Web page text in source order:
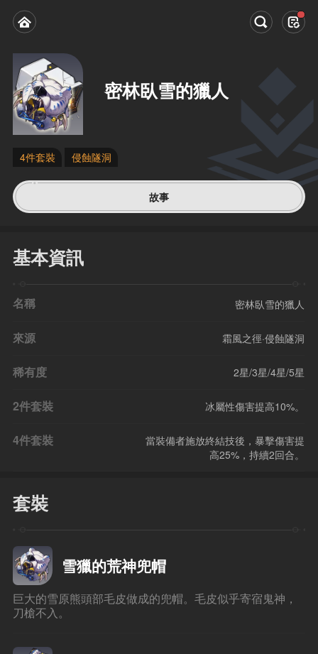
密林臥雪的獵人
4件套裝 侵蝕隧洞
故事
基本資訊
名稱 密林臥雪的獵人
來源 霜風之徑·侵蝕隧洞
稀有度 2星/3星/4星/5星
2件套裝 冰屬性傷害提高10%。
4件套裝
當裝備者施放終結技後，暴擊傷害提
高25%，持續2回合。
套裝
雪獵的荒神兜帽
巨大的雪原熊頭部毛皮做成的兜帽。毛皮似乎寄宿鬼神，
刀槍不入。